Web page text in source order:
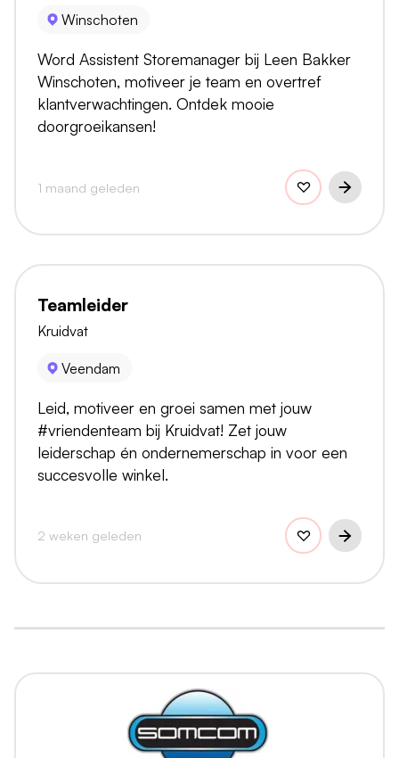
Winschoten
Word Assistent Storemanager bij Leen Bakker
Winschoten, motiveer je team en overtref
klantverwachtingen. Ontdek mooie
doorgroeikansen!
1 maand geleden
Teamleider
Kruidvat
Veendam
Leid, motiveer en groei samen met jouw
#vriendenteam bij Kruidvat! Zet jouw
leiderschap én ondernemerschap in voor een
succesvolle winkel.
2 weken geleden